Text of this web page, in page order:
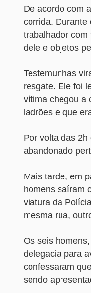
De acordo com
corrida. Durante
trabalhador com
dele e objetos
Testemunhas
resgate. Ele foi
vítima chegou a
ladrões e que
Por volta das 2h
abandonado
Mais tarde, em
homens saíram
viatura da
mesma rua,
Os seis
delegacia para
confessaram
sendo